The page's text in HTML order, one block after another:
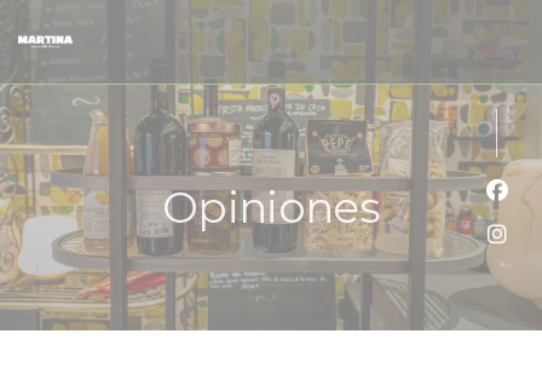
Personalización de sus opciones de cookies
Opiniones